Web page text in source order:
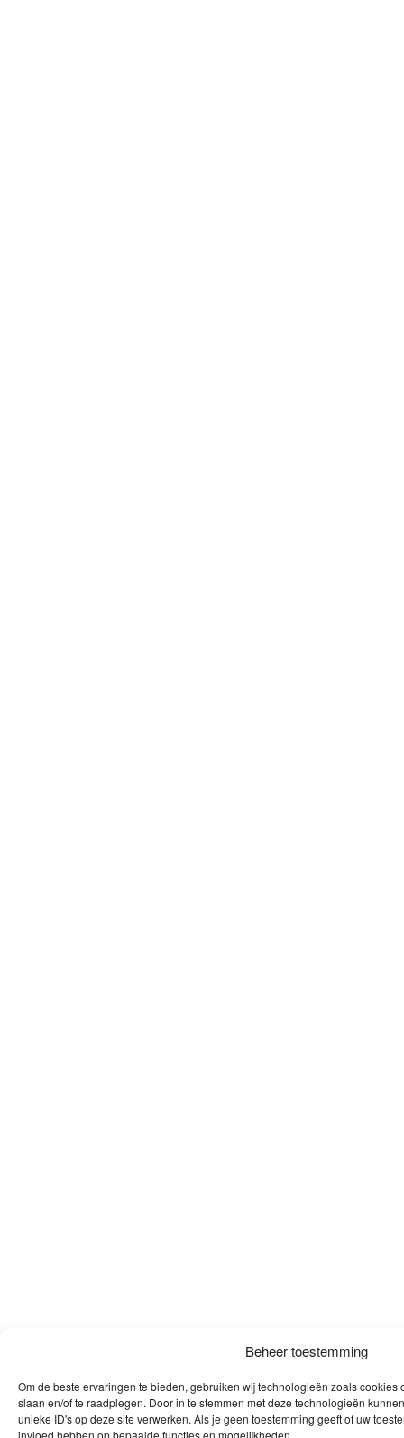
Beheer toestemming
Om de beste ervaringen te bieden, gebruiken wij technologieën zoals cookies
slaan en/of te raadplegen. Door in te stemmen met deze technologieën
unieke ID's op deze site verwerken. Als je geen toestemming geeft of uw
invloed hebben op bepaalde functies en mogelijkheden.